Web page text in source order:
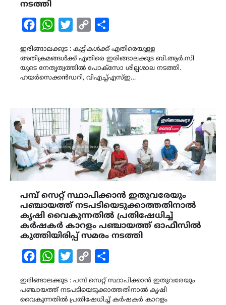
നടത്തി
FacebookWhatsAppTwitterCopy
ഇരിങ്ങാലക്കുട : കുട്ടികൾക്ക് എതിരെയുള്ള
അതിക്രമങ്ങൾക്ക് എതിരെ ഇരിങ്ങാലക്കുട ബി.ആർ.സി
യുടെ നേതൃത്വത്തിൽ പോക്സോ ശില്പശാല നടത്തി.
ഹയർസെക്കൻഡറി, വിഎച്ച്എസ്ഇ…
പമ്പ് സെറ്റ് സ്ഥാപിക്കാന്‍ ഇതുവരേയും
പഞ്ചായത്ത് നടപടിയെടുക്കാത്തതിനാല്‍
കൃഷി വൈകുന്നതില്‍ പ്രതിഷേധിച്ച്
കര്‍ഷകര്‍ കാറളം പഞ്ചായത്ത് ഓഫീസില്‍
കുത്തിയിരിപ്പ് സമരം നടത്തി
FacebookWhatsAppTwitterCopy
ഇരിങ്ങാലക്കുട : പമ്പ് സെറ്റ് സ്ഥാപിക്കാന്‍ ഇതുവരേയും
പഞ്ചായത്ത് നടപടിയെടുക്കാത്തതിനാല്‍ കൃഷി
വൈകുന്നതില്‍ പ്രതിഷേധിച്ച് കര്‍ഷകര്‍ കാറളം